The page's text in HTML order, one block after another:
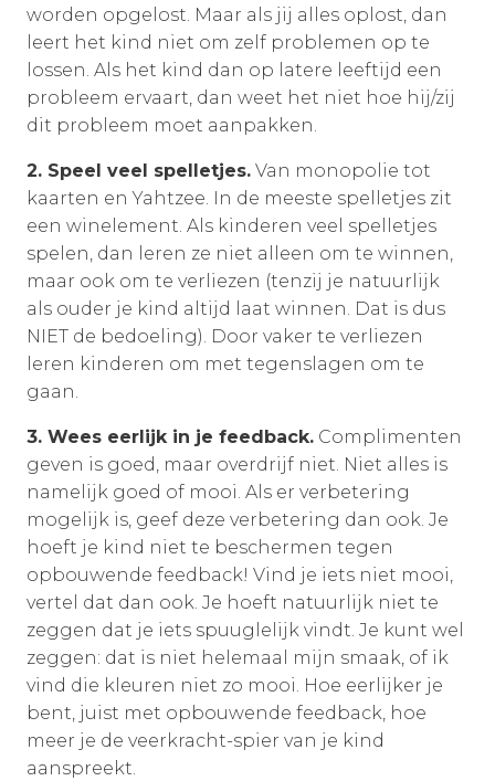
worden opgelost. Maar als jij alles oplost, dan
leert het kind niet om zelf problemen op te
lossen. Als het kind dan op latere leeftijd een
probleem ervaart, dan weet het niet hoe hij/zij
dit probleem moet aanpakken.
2. Speel veel spelletjes. Van monopolie tot
kaarten en Yahtzee. In de meeste spelletjes zit
een winelement. Als kinderen veel spelletjes
spelen, dan leren ze niet alleen om te winnen,
maar ook om te verliezen (tenzij je natuurlijk
als ouder je kind altijd laat winnen. Dat is dus
NIET de bedoeling). Door vaker te verliezen
leren kinderen om met tegenslagen om te
gaan.
3. Wees eerlijk in je feedback. Complimenten
geven is goed, maar overdrijf niet. Niet alles is
namelijk goed of mooi. Als er verbetering
mogelijk is, geef deze verbetering dan ook. Je
hoeft je kind niet te beschermen tegen
opbouwende feedback! Vind je iets niet mooi,
vertel dat dan ook. Je hoeft natuurlijk niet te
zeggen dat je iets spuuglelijk vindt. Je kunt wel
zeggen: dat is niet helemaal mijn smaak, of ik
vind die kleuren niet zo mooi. Hoe eerlijker je
bent, juist met opbouwende feedback, hoe
meer je de veerkracht-spier van je kind
aanspreekt.